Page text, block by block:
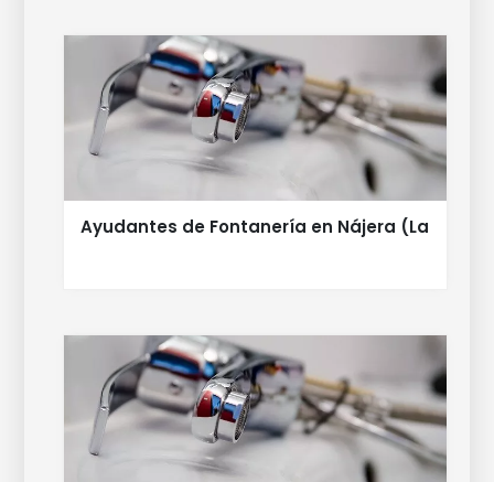
Ayudantes de Fontanería en Nájera (La Rioja)